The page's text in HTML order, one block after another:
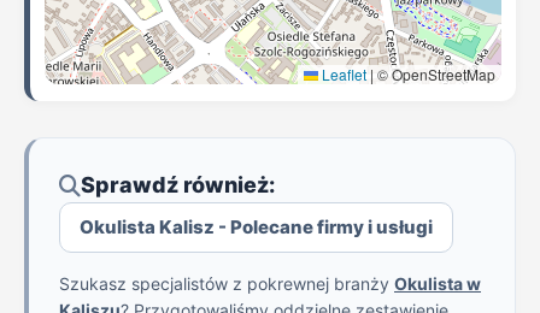
Leaflet | © OpenStreetMap
Sprawdź również:
Okulista Kalisz - Polecane firmy i usługi
Szukasz specjalistów z pokrewnej branży Okulista w